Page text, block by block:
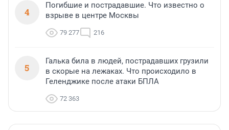
4
Погибшие и пострадавшие. Что известно о
взрыве в центре Москвы
79 277 216
5
Галька била в людей, пострадавших грузили
в скорые на лежаках. Что происходило в
Геленджике после атаки БПЛА
72 363